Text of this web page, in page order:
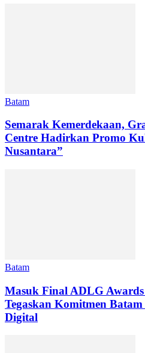
Batam
Semarak Kemerdekaan,
Centre Hadirkan Promo
Nusantara”
Batam
Masuk Final ADLG
Tegaskan Komitmen
Digital